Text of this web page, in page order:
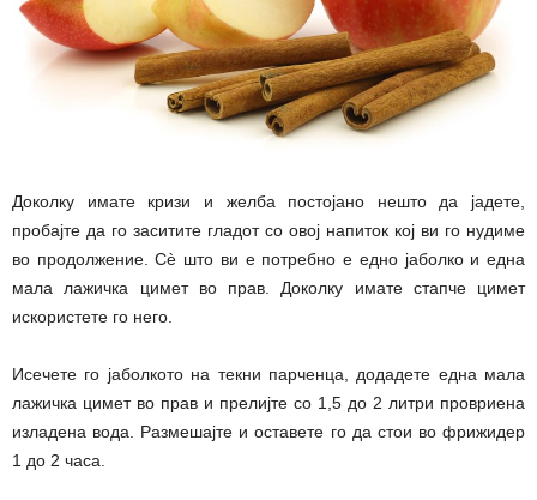
Доколку имате кризи и желба постојано нешто да јадете,
пробајте да го заситите гладот со овој напиток кој ви го нудиме
во продолжение. Сè што ви е потребно е едно јаболко и една
мала лажичка цимет во прав. Доколку имате стапче цимет
искористете го него.
Исечете го јаболкото на текни парченца, додадете една мала
лажичка цимет во прав и прелијте со 1,5 до 2 литри провриена
изладена вода. Размешајте и оставете го да стои во фрижидер
1 до 2 часа.